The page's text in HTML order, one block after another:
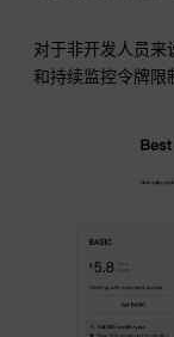
对于非开发人员来
和持续监控令牌限